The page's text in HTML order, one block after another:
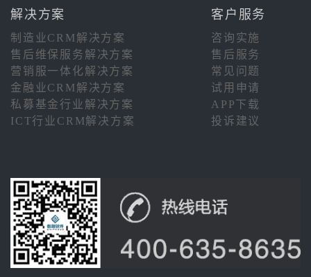
解决方案 客户服务
制造业CRM解决方案
咨询实施
售后维保服务解决方案
售后服务
营销服一体化解决方案
常见问题
金融业CRM解决方案
试用申请
私募基金行业解决方案
APP下载
ICT行业CRM解决方案
投诉建议